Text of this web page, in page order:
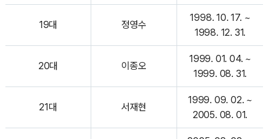
19대 정영수
1998. 10. 17. ~
1998. 12. 31.
20대 이종오
1999. 01. 04. ~
1999. 08. 31.
21대 서재현
1999. 09. 02. ~
2005. 08. 01.